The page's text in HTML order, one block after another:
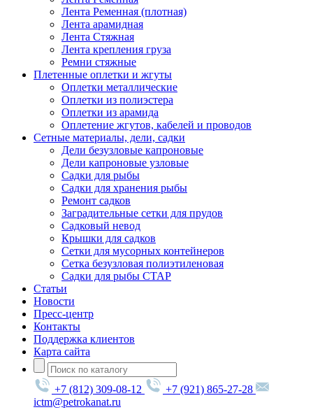
Лента Ременная (плотная)
Лента арамидная
Лента Стяжная
Лента крепления груза
Ремни стяжные
Плетенные оплетки и жгуты
Оплетки металлические
Оплетки из полиэстера
Оплетки из арамида
Оплетение жгутов, кабелей и проводов
Сетные материалы, дели, садки
Дели безузловые капроновые
Дели капроновые узловые
Садки для рыбы
Садки для хранения рыбы
Ремонт садков
Заградительные сетки для прудов
Садковый невод
Крышки для садков
Сетки для мусорных контейнеров
Сетка безузловая полиэтиленовая
Садки для рыбы СТАР
Статьи
Новости
Пресс-центр
Контакты
Поддержка клиентов
Карта сайта
+7 (812) 309-08-12
+7 (921) 865-27-28
ictm@petrokanat.ru